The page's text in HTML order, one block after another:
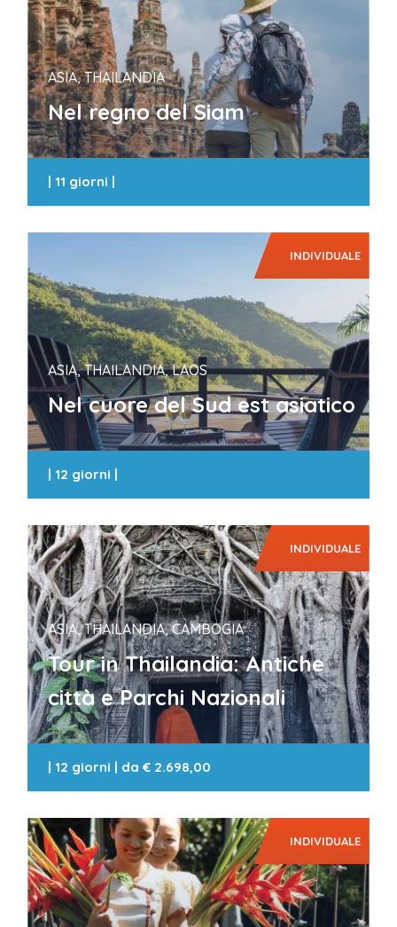
ASIA, THAILANDIA
Nel regno del Siam
|11 giorni |
INDIVIDUALE
ASIA, THAILANDIA, LAOS
Nel cuore del Sud est asiatico
|12 giorni |
INDIVIDUALE
ASIA, THAILANDIA, CAMBOGIA
Tour in Thailandia: Antiche
città e Parchi Nazionali
|12 giorni | da€ 2.698,00
INDIVIDUALE